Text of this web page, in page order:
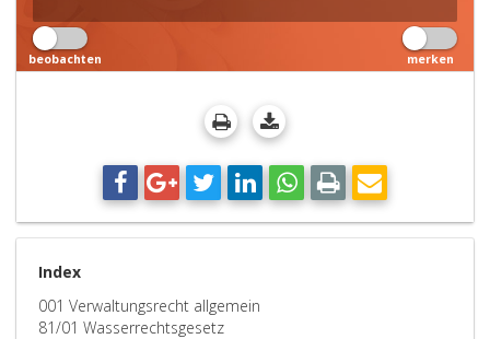
beobachten merken
Index
001 Verwaltungsrecht allgemein
81/01 Wasserrechtsgesetz